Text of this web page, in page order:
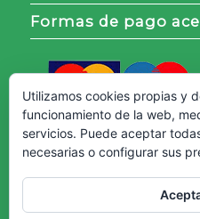
Formas de pago
Utilizamos cookies propias y
funcionamiento de la web,
servicios. Puede aceptar
necesarias o configurar sus